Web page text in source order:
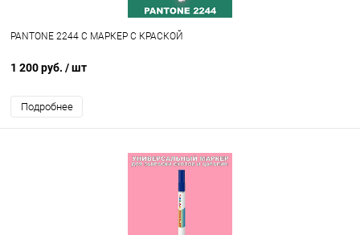
PANTONE 2244 C МАРКЕР С КРАСКОЙ
1 200 руб. / шт
Подробнее